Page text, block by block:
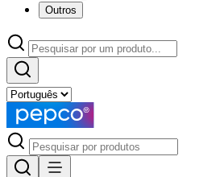
Outros